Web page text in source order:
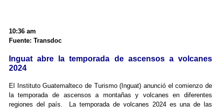
10:36 am
Fuente: Transdoc
Inguat abre la temporada de ascensos a volcanes
2024
El Instituto Guatemalteco de Turismo (Inguat) anunció el comienzo de
la temporada de ascensos a montañas y volcanes en diferentes
regiones del país. La temporada de volcanes 2024 es una de las